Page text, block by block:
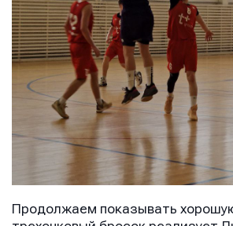
Продолжаем показывать